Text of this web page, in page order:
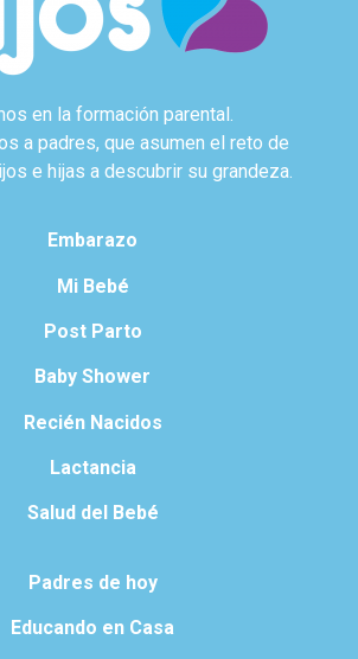
en la formación parental.
a padres, que asumen el reto de
e hijas a descubrir su grandeza.
Embarazo
Mi Bebé
Post Parto
Baby Shower
Recién Nacidos
Lactancia
Salud del Bebé
Padres de hoy
Educando en Casa